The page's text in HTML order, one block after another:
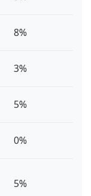
8%
3%
5%
0%
5%